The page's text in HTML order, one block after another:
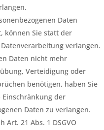
Daten
können Sie statt der
verlangen.
Daten nicht mehr
Verteidigung oder
benötigen, haben Sie
Einschränkung der
Daten zu verlangen.
Art. 21 Abs. 1 DSGVO